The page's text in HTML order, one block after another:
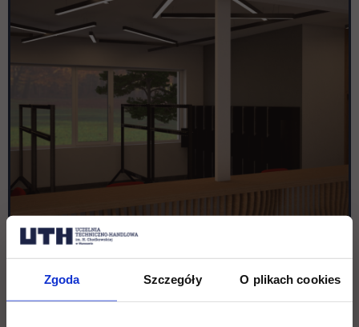
Zgoda Szczegóły O plikach cookies